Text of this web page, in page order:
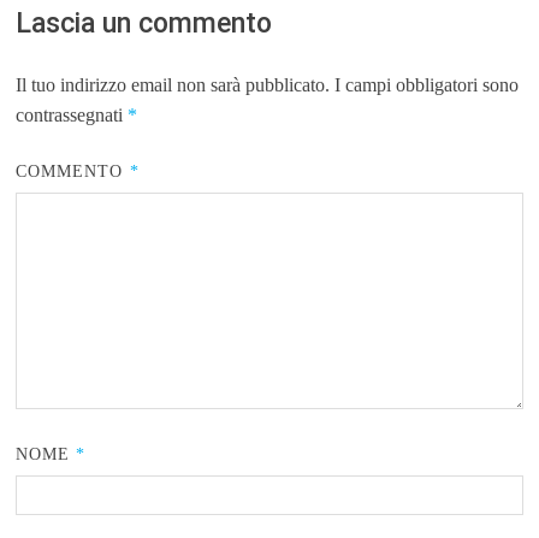
Lascia un commento
Il tuo indirizzo email non sarà pubblicato. I campi obbligatori sono
contrassegnati *
COMMENTO *
NOME*